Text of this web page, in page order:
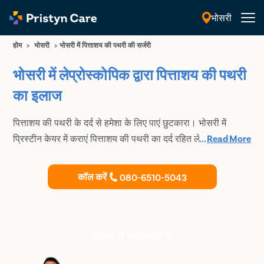
भोसरी
होम > भोसरी > भोसरी में पित्ताशय की पथरी की सर्जरी
भोसरी में लेप्रोस्कोपिक द्वारा पित्ताशय की पथरी
का इलाज
पित्ताशय की पथरी के दर्द से हमेशा के लिए पाएं छुटकारा। भोसरी में
प्रिस्टीन केयर में कराएं पित्ताशय की पथरी का दर्द रहित लेप्रोस्कोपिक
...Read More
कॉल करें 080-6510-5043